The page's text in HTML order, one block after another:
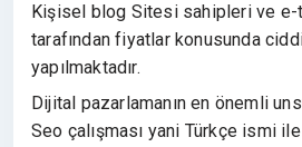
Kişisel blog Sitesi sahipleri ve
tarafından fiyatlar konusunda
yapılmaktadır.
Dijital pazarlamanın en önemli
Seo çalışması yani Türkçe ismi